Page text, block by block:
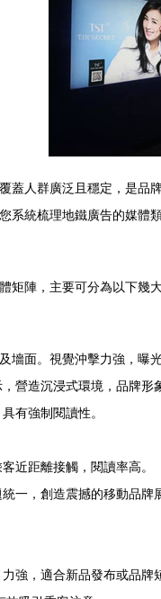
蓋人群廣泛且穩定，是
統梳理地鐵廣告的媒體
矩陣，主要可分為以下幾大
墻面。視覺沖擊力強，
營造沉浸式環境，品牌
有強制閱讀性。
近距離接觸，閱讀率高。
一，創造震撼的移動品牌
強，適合新品發布或品牌